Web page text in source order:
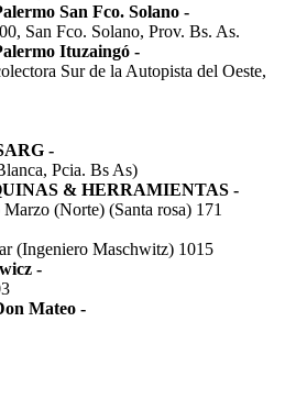
San Fco. Solano -
San Fco. Solano, Prov. Bs. As.
Ituzaingó -
Sur de la Autopista del Oeste,
-
Pcia. Bs As)
& HERRAMIENTAS -
(Norte) (Santa rosa) 171
(Ingeniero Maschwitz) 1015
-
Mateo -